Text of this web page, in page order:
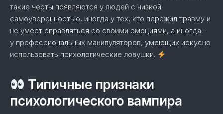
такие черты появляются у людей с низкой
самоуверенностью, иногда у тех, кто пережил травму и
не умеет справляться со своими эмоциями, а иногда –
у профессиональных манипуляторов, умеющих искусно
использовать психологические ловушки.
Типичные признаки
психологического вампира